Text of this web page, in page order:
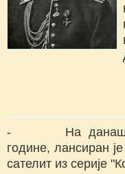
- На данашњи
године, лансиран је
сателит из серије